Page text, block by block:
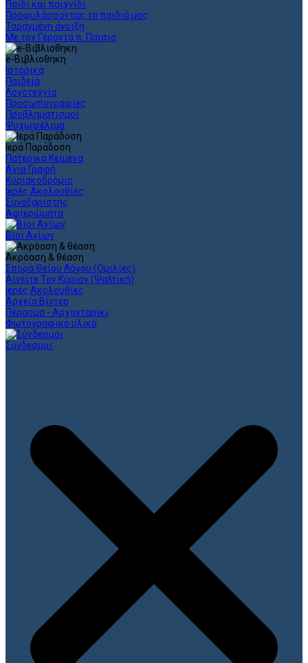
Παιδί και παιχνίδι
Προφυλάσσοντας τα παιδιά μας
Ταραγμένη άνοιξη
Με τον Γέροντα π. Παϊσιο
e-Βιβλιοθηκη
Ιστορικά
Παιδεία
Λογοτεχνία
Προσωπογραφίες
Προβληματισμοί
Ψυχωφέλιμα
Ιερά Παράδοση
Πατερικά Κείμενα
Αγία Γραφή
Κυριακοδρόμιο
Ιερές Ακολουθίες
Συναξαριστής
Αφιερώματα
Βίοι Αγίων
Ακρόαση & θέαση
Σπορά Θείου Λόγου (Ομιλίες)
Αινείτε Τον Κύριον (Ψαλτική)
Ιερές Ακολουθίες
Αρχεία Βίντεο
Πέρασμα - Αρχονταρίκι
Φωτογραφικό υλικό
Σύνδεσμοι